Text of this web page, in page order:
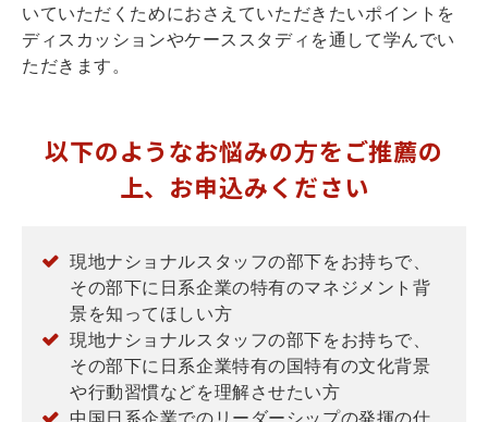
いていただくためにおさえていただきたいポイントを
ディスカッションやケーススタディを通して学んでい
ただきます。
以下のようなお悩みの方をご推薦の
上、お申込みください
現地ナショナルスタッフの部下をお持ちで、
その部下に日系企業の特有のマネジメント背
景を知ってほしい方
現地ナショナルスタッフの部下をお持ちで、
その部下に日系企業特有の国特有の文化背景
や行動習慣などを理解させたい方